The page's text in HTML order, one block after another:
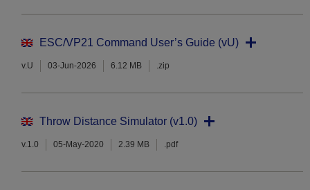
ESC/VP21 Command User’s Guide (vU)
v.U 03-Jun-2026 6.12 MB .zip
Throw Distance Simulator (v1.0)
v.1.0 05-May-2020 2.39 MB .pdf